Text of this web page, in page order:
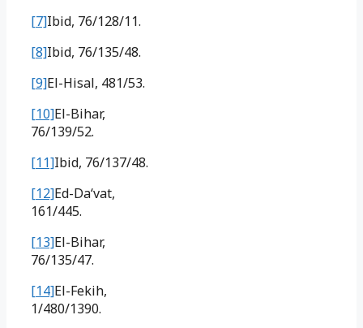
[7]Ibid, 76/128/11.
[8]Ibid, 76/135/48.
[9]El-Hisal, 481/53.
[10]El-Bihar,
76/139/52.
[11]Ibid, 76/137/48.
[12]Ed-Da‘vat,
161/445.
[13]El-Bihar,
76/135/47.
[14]El-Fekih,
1/480/1390.